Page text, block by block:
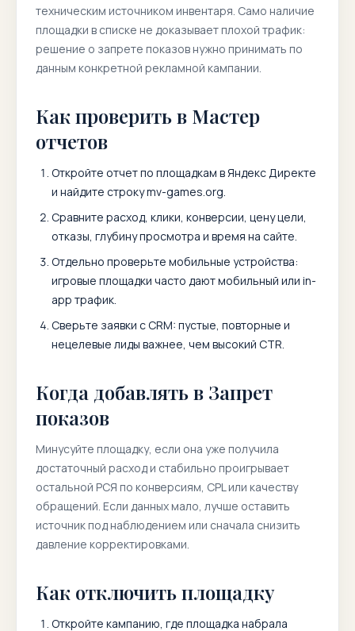
техническим источником инвентаря. Само наличие
площадки в списке не доказывает плохой трафик:
решение о запрете показов нужно принимать по
данным конкретной рекламной кампании.
Как проверить в Мастер
отчетов
Откройте отчет по площадкам в Яндекс Директе
и найдите строкуmv-games.org.
Сравните расход, клики, конверсии, цену цели,
отказы, глубину просмотра и время на сайте.
Отдельно проверьте мобильные устройства:
игровые площадки часто дают мобильный или in-
app трафик.
Сверьте заявки с CRM: пустые, повторные и
нецелевые лиды важнее, чем высокий CTR.
Когда добавлять в Запрет
показов
Минусуйте площадку, если она уже получила
достаточный расход и стабильно проигрывает
остальной РСЯ по конверсиям, CPL или качеству
обращений. Если данных мало, лучше оставить
источник под наблюдением или сначала снизить
давление корректировками.
Как отключить площадку
Откройте кампанию, где площадка набрала